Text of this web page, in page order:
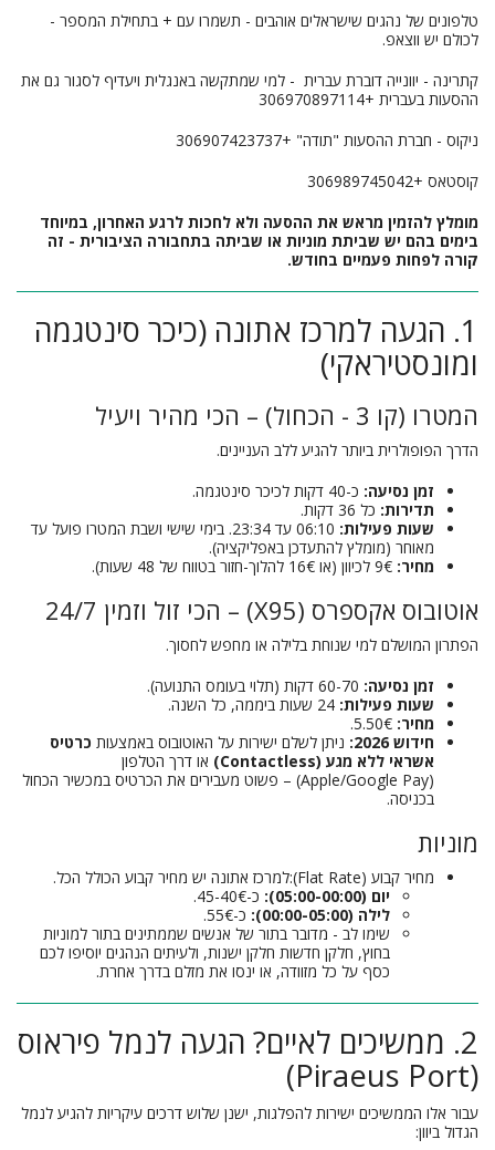
טלפונים של נהגים שישראלים אוהבים - תשמרו עם + בתחילת המספר -
לכולם יש ווצאפ.
קתרינה - יוונייה דוברת עברית - למי שמתקשה באנגלית ויעדיף לסגור גם את
ההסעות בעברית +306970897114
ניקוס - חברת ההסעות "תודה" +306907423737
קוסטאס +306989745042
מומלץ להזמין מראש את ההסעה ולא לחכות לרגע האחרון, במיוחד
בימים בהם יש שביתת מוניות או שביתה בתחבורה הציבורית - זה
קורה לפחות פעמיים בחודש.
1. הגעה למרכז אתונה (כיכר סינטגמה
ומונסטיראקי)
המטרו (קו 3 - הכחול) – הכי מהיר ויעיל
הדרך הפופולרית ביותר להגיע ללב העניינים.
זמן נסיעה:כ-40 דקות לכיכר סינטגמה.
תדירות:כל 36 דקות.
שעות פעילות:
06:10 עד 23:34. בימי שישי ושבת המטרו פועל עד
מאוחר (מומלץ להתעדכן באפליקציה).
מחיר:9€ לכיוון (או 16€ להלוך-חזור בטווח של 48 שעות).
אוטובוס אקספרס (X95) – הכי זול וזמין 24/7
הפתרון המושלם למי שנוחת בלילה או מחפש לחסוך.
זמן נסיעה:60-70 דקות (תלוי בעומס התנועה).
שעות פעילות:24 שעות ביממה, כל השנה.
מחיר:5.50€.
חידוש 2026:
ניתן לשלם ישירות על האוטובוס באמצעותכרטיס
אשראי ללא מגע (Contactless)
או דרך הטלפון
(Apple/Google Pay) – פשוט מעבירים את הכרטיס במכשיר הכחול
בכניסה.
מוניות
מחיר קבוע (Flat Rate):למרכז אתונה יש מחיר קבוע הכולל הכל.
יום (05:00-00:00):
כ-40€-45.
לילה (00:00-05:00):
כ-55€.
שימו לב - מדובר בתור של אנשים שממתינים בתור למוניות
בחוץ, חלקן חדשות חלקן ישנות, ולעיתים הנהגים יוסיפו לכם
כסף על כל מזוודה, או ינסו את מזלם בדרך אחרת.
2. ממשיכים לאיים? הגעה לנמל פיראוס
עבור אלו הממשיכים ישירות להפלגות, ישנן שלוש דרכים עיקריות להגיע לנמל
הגדול ביוון: